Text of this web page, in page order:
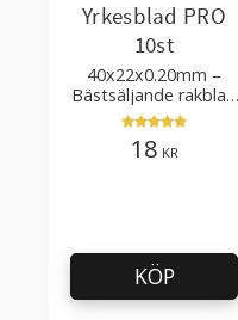
Yrkesblad PRO
10st
40x22x0.20mm –
Bästsäljande rakblad
för att skära tapet, tyg,
filt, hobby bruk
18 KR
KÖP